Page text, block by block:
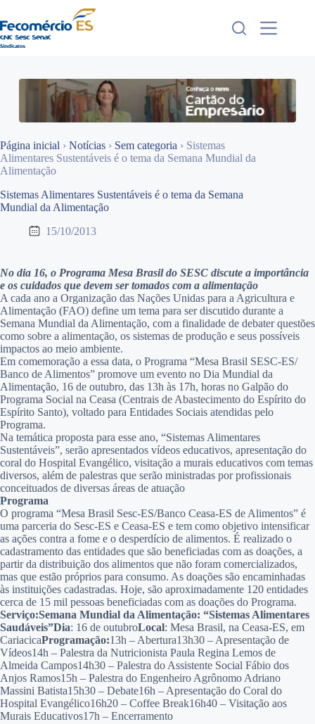
para
o
conteúdo
Página inicial › Notícias › Sem categoria › Sistemas
Alimentares Sustentáveis é o tema da Semana Mundial da
Alimentação
Sistemas Alimentares Sustentáveis é o tema da Semana
Mundial da Alimentação
15/10/2013
No dia 16, o Programa Mesa Brasil do SESC discute a importância
e os cuidados que devem ser tomados com a alimentação
A cada ano a Organização das Nações Unidas para a Agricultura e
Alimentação (FAO) define um tema para ser discutido durante a
Semana Mundial da Alimentação, com a finalidade de debater questões
como sobre a alimentação, os sistemas de produção e seus possíveis
impactos ao meio ambiente.
Em comemoração a essa data, o Programa “Mesa Brasil SESC-ES/
Banco de Alimentos” promove um evento no Dia Mundial da
Alimentação, 16 de outubro, das 13h às 17h, horas no Galpão do
Programa Social na Ceasa (Centrais de Abastecimento do Espírito do
Espírito Santo), voltado para Entidades Sociais atendidas pelo
Programa.
Na temática proposta para esse ano, “Sistemas Alimentares
Sustentáveis”, serão apresentados vídeos educativos, apresentação do
coral do Hospital Evangélico, visitação a murais educativos com temas
diversos, além de palestras que serão ministradas por profissionais
conceituados de diversas áreas de atuação
Programa
O programa “Mesa Brasil Sesc-ES/Banco Ceasa-ES de Alimentos” é
uma parceria do Sesc-ES e Ceasa-ES e tem como objetivo intensificar
as ações contra a fome e o desperdício de alimentos. É realizado o
cadastramento das entidades que são beneficiadas com as doações, a
partir da distribuição dos alimentos que não foram comercializados,
mas que estão próprios para consumo. As doações são encaminhadas
às instituições cadastradas. Hoje, são aproximadamente 120 entidades
cerca de 15 mil pessoas beneficiadas com as doações do Programa.
Serviço:Semana Mundial da Alimentação: “Sistemas Alimentares
Saudáveis”Dia: 16 de outubroLocal: Mesa Brasil, na Ceasa-ES, em
CariacicaProgramação:13h – Abertura13h30 – Apresentação de
Vídeos14h – Palestra da Nutricionista Paula Regina Lemos de
Almeida Campos14h30 – Palestra do Assistente Social Fábio dos
Anjos Ramos15h – Palestra do Engenheiro Agrônomo Adriano
Massini Batista15h30 – Debate16h – Apresentação do Coral do
Hospital Evangélico16h20 – Coffee Break16h40 – Visitação aos
Murais Educativos17h – Encerramento